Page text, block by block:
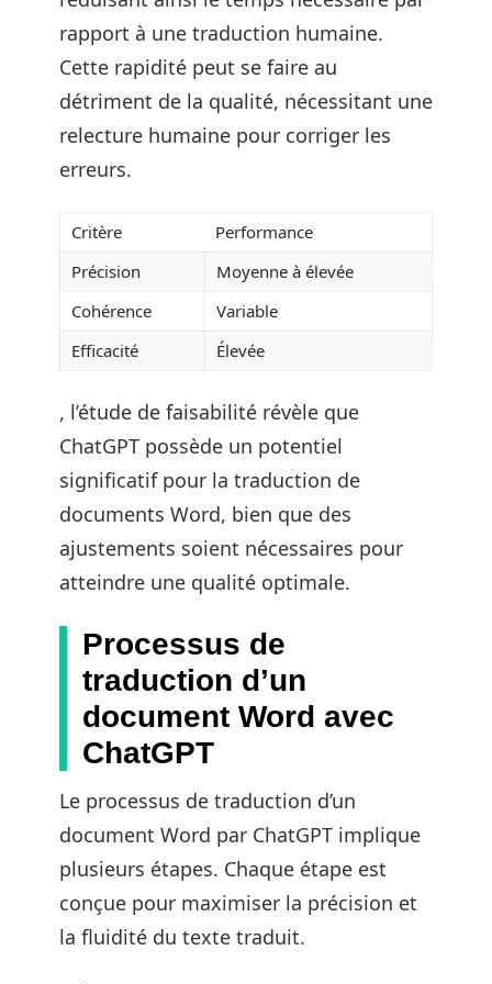
rapport à une traduction humaine.
Cette rapidité peut se faire au
détriment de la qualité, nécessitant une
relecture humaine pour corriger les
erreurs.
Critère
Performance
Précision
Moyenne à élevée
Cohérence
Variable
Efficacité
Élevée
, l’étude de faisabilité révèle que
ChatGPT possède un potentiel
significatif pour la traduction de
documents Word, bien que des
ajustements soient nécessaires pour
atteindre une qualité optimale.
Processus de
traduction d’un
document Word avec
ChatGPT
Le processus de traduction d’un
document Word par ChatGPT implique
plusieurs étapes. Chaque étape est
conçue pour maximiser la précision et
la fluidité du texte traduit.